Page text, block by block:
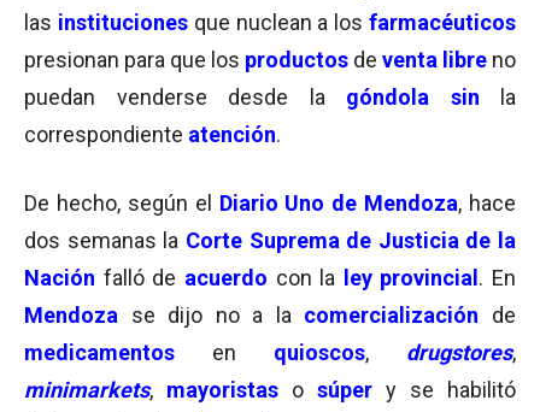
las instituciones que nuclean a losfarmacéuticos
presionan para que los productos de venta libre no
puedan venderse desde la góndola sin
la
correspondiente atención.
De hecho, según el Diario Uno de Mendoza, hace
dos semanas la Corte Suprema de Justicia de la
Nación falló de acuerdo con la ley provincial . En
Mendoza
se dijo no a la comercialización
de
medicamentos
en quioscos, drugstores,
minimarkets, mayoristas o súper y se habilitó